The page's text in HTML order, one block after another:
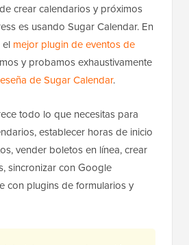
crear calendarios y próximos
es usando Sugar Calendar. En
el mejor plugin de eventos de
y probamos exhaustivamente
de Sugar Calendar.
todo lo que necesitas para
establecer horas de inicio
vender boletos en línea, crear
sincronizar con Google
con plugins de formularios y